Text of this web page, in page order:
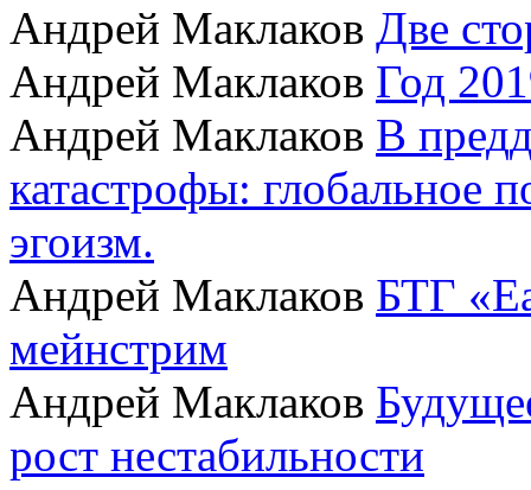
Андрей Маклаков Две
Андрей Маклаков Год
Андрей Маклаков В
катастрофы: глобальное
эгоизм.
Андрей Маклаков БТГ
мейнстрим
Андрей Маклаков
рост нестабильности